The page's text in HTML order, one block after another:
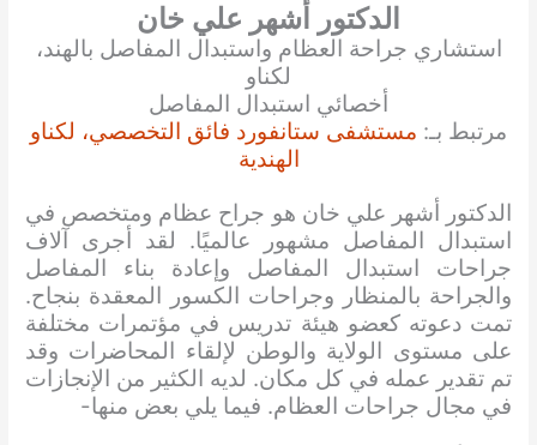
الدكتور أشهر علي خان
استشاري جراحة العظام واستبدال المفاصل بالهند،
لكناو
أخصائي استبدال المفاصل
مرتبط بـ: مستشفى ستانفورد فائق التخصصي، لكناو
الهندية
الدكتور أشهر علي خان هو جراح عظام ومتخصص في
استبدال المفاصل مشهور عالميًا. لقد أجرى آلاف
جراحات استبدال المفاصل وإعادة بناء المفاصل
والجراحة بالمنظار وجراحات الكسور المعقدة بنجاح.
تمت دعوته كعضو هيئة تدريس في مؤتمرات مختلفة
على مستوى الولاية والوطن لإلقاء المحاضرات وقد
تم تقدير عمله في كل مكان. لديه الكثير من الإنجازات
في مجال جراحات العظام. فيما يلي بعض منها-